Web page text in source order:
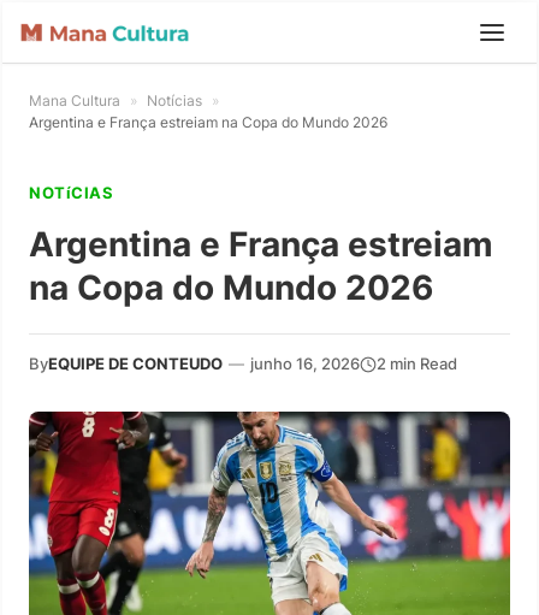
Mana Cultura » Notícias »
Argentina e França estreiam na Copa do Mundo 2026
NOTíCIAS
Argentina e França estreiam
na Copa do Mundo 2026
ByEQUIPE DE CONTEUDO — junho 16, 2026 2 min Read